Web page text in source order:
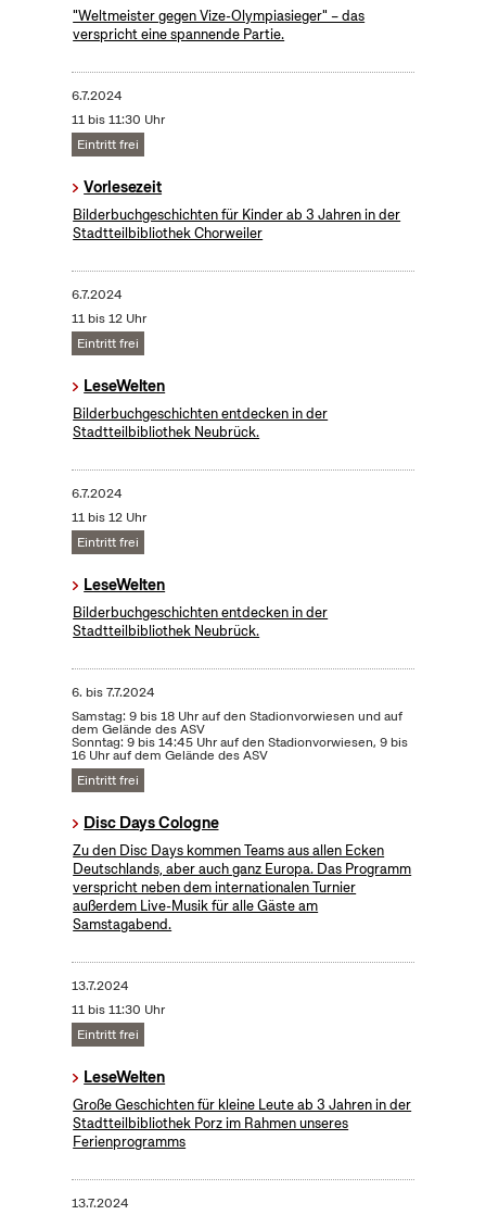
"Weltmeister gegen Vize-Olympiasieger" – das
verspricht eine spannende Partie.
6.7.2024
11 bis 11:30 Uhr
Eintritt frei
Vorlesezeit
Bilderbuchgeschichten für Kinder ab 3 Jahren in der
Stadtteilbibliothek Chorweiler
6.7.2024
11 bis 12 Uhr
Eintritt frei
LeseWelten
Bilderbuchgeschichten entdecken in der
Stadtteilbibliothek Neubrück.
6.7.2024
11 bis 12 Uhr
Eintritt frei
LeseWelten
Bilderbuchgeschichten entdecken in der
Stadtteilbibliothek Neubrück.
6. bis7.7.2024
Samstag: 9 bis 18 Uhr auf den Stadionvorwiesen und auf
dem Gelände des ASV
Sonntag: 9 bis 14:45 Uhr auf den Stadionvorwiesen, 9 bis
16 Uhr auf dem Gelände des ASV
Eintritt frei
Disc Days Cologne
Zu den Disc Days kommen Teams aus allen Ecken
Deutschlands, aber auch ganz Europa. Das Programm
verspricht neben dem internationalen Turnier
außerdem Live-Musik für alle Gäste am
Samstagabend.
13.7.2024
11 bis 11:30 Uhr
Eintritt frei
LeseWelten
Große Geschichten für kleine Leute ab 3 Jahren in der
Stadtteilbibliothek Porz im Rahmen unseres
Ferienprogramms
13.7.2024